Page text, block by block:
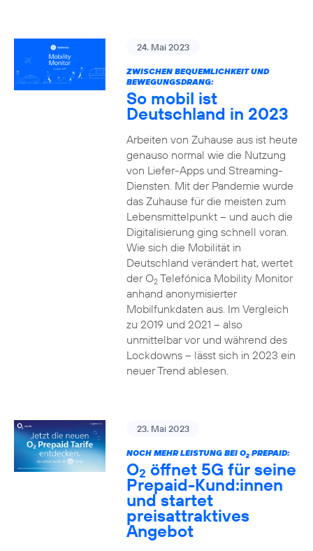
24. Mai 2023
ZWISCHEN BEQUEMLICHKEIT UND
BEWEGUNGSDRANG:
So mobil ist
Deutschland in 2023
Arbeiten von Zuhause aus ist heute
genauso normal wie die Nutzung
von Liefer-Apps und Streaming-
Diensten. Mit der Pandemie wurde
das Zuhause für die meisten zum
Lebensmittelpunkt – und auch die
Digitalisierung ging schnell voran.
Wie sich die Mobilität in
Deutschland verändert hat, wertet
der O2Telefónica Mobility Monitor
anhand anonymisierter
Mobilfunkdaten aus. Im Vergleich
zu 2019 und 2021 – also
unmittelbar vor und während des
Lockdowns – lässt sich in 2023 ein
neuer Trend ablesen.
23. Mai 2023
NOCH MEHR LEISTUNG BEI O2PREPAID:
O2 öffnet 5G für seine
Prepaid-Kund:innen
und startet
preisattraktives
Angebot